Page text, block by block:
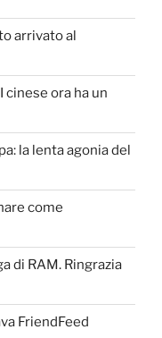
arrivato al
cinese ora ha un
la lenta agonia del
come
di RAM. Ringrazia
FriendFeed